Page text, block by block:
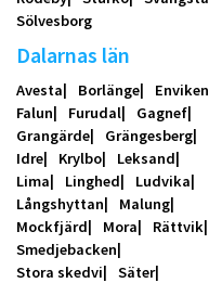
Sölvesborg
Dalarnas län
Avesta Borlänge
Enviken
Falun
Furudal
Gagnef
Grangärde
Grängesberg
Idre
Krylbo
Leksand
Lima
Linghed
Ludvika
Långshyttan
Malung
Mockfjärd
Mora
Rättvik
Smedjebacken
Stora skedvi
Säter